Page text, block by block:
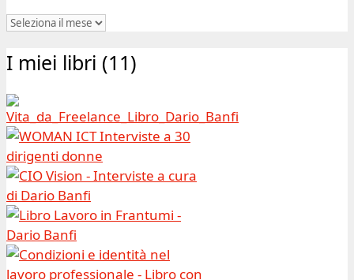
Blog
Archivio
I miei libri (11)